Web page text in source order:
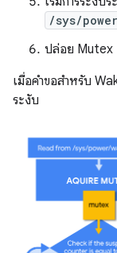
/sys/
ปล่อย Mutex
เมื่อคำขอสำหรับ
ระงับ